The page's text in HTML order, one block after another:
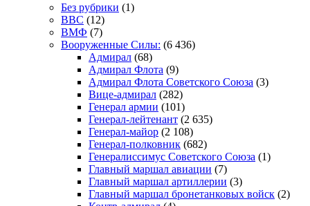
Без рубрики (1)
ВВС (12)
ВМФ (7)
Вооруженные Силы: (6 436)
Адмирал (68)
Адмирал Флота (9)
Адмирал Флота Советского Союза (3)
Вице-адмирал (282)
Генерал армии (101)
Генерал-лейтенант (2 635)
Генерал-майор (2 108)
Генерал-полковник (682)
Генералиссимус Советского Союза (1)
Главный маршал авиации (7)
Главный маршал артиллерии (3)
Главный маршал бронетанковых войск (2)